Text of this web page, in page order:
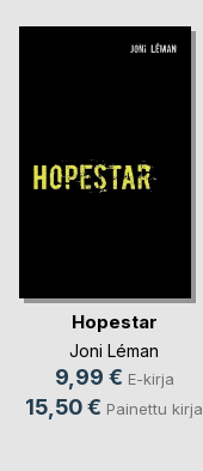
Hopestar
Joni Léman
9,99 € E-kirja
15,50 € Painettu kirja